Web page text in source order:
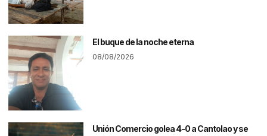
El buque de la noche eterna
08/08/2026
Unión Comercio golea 4-0 a Cantolao y se